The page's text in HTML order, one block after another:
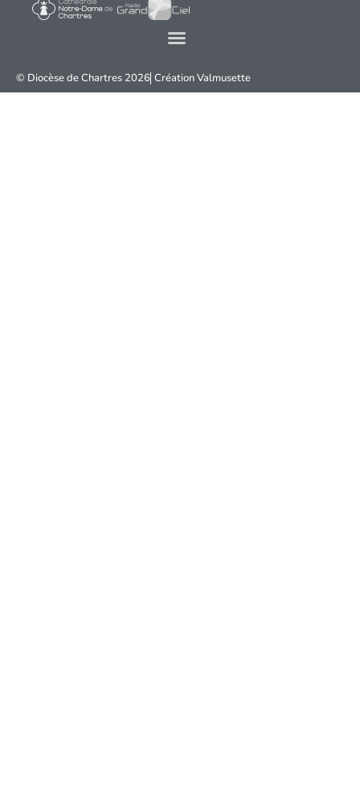
© Diocèse de Chartres 2026 CréationValmusette